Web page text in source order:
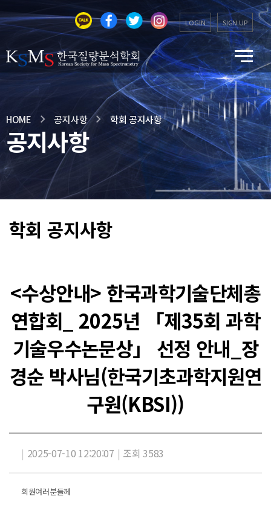
LOGIN SIGN UP
HOME 공지사항 학회 공지사항
공지사항
학회 공지사항
<수상안내> 한국과학기술단체총
연합회_ 2025년 「제35회 과학
기술우수논문상」 선정 안내_장
경순 박사님(한국기초과학지원연
구원(KBSI))
| 2025-07-10 12:20:07 | 조회 3583
회원여러분들께